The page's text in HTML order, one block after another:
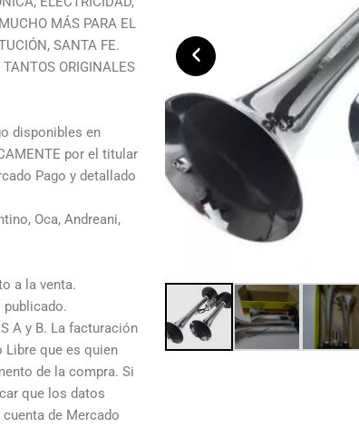
MÁS PARA EL
SANTA FE.
ORIGINALES
disponibles en
por el titular
Pago y detallado
Oca, Andreani,
a la venta.
publicado.
A y B. La facturación
Libre que es quien
de la compra. Si
que los datos
de Mercado
‹